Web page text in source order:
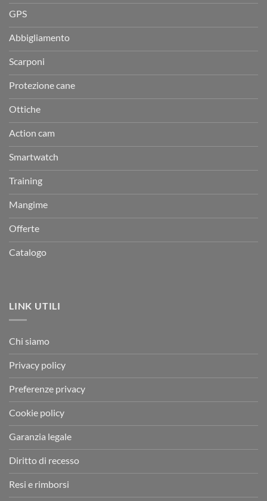
GPS
Abbigliamento
Scarponi
Protezione cane
Ottiche
Action cam
Smartwatch
Training
Mangime
Offerte
Catalogo
LINK UTILI
Chi siamo
Privacy policy
Preferenze privacy
Cookie policy
Garanzia legale
Diritto di recesso
Resi e rimborsi